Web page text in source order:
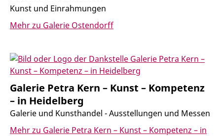
Kunst und Einrahmungen
Mehr zu Galerie Ostendorff
Galerie Petra Kern – Kunst – Kompetenz
– in Heidelberg
Galerie und Kunsthandel - Ausstellungen und Messen
Mehr zu Galerie Petra Kern – Kunst – Kompetenz – in